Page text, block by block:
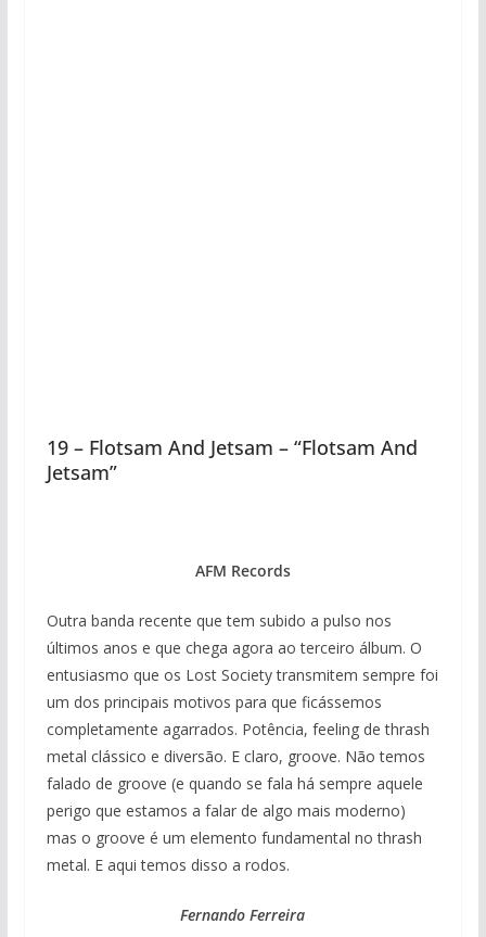
19 – Flotsam And Jetsam – “Flotsam And
Jetsam”
AFM Records
Outra banda recente que tem subido a pulso nos
últimos anos e que chega agora ao terceiro álbum. O
entusiasmo que os Lost Society transmitem sempre foi
um dos principais motivos para que ficássemos
completamente agarrados. Potência, feeling de thrash
metal clássico e diversão. E claro, groove. Não temos
falado de groove (e quando se fala há sempre aquele
perigo que estamos a falar de algo mais moderno)
mas o groove é um elemento fundamental no thrash
metal. E aqui temos disso a rodos.
Fernando Ferreira